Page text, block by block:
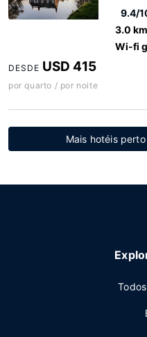
9.4/
3.0 km
Wi-fi
DESDE USD 415
por quarto / por noite
Mais hotéis